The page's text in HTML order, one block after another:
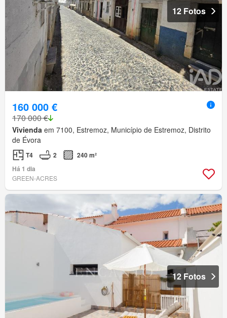
12 Fotos
160 000 €
170 000 €
Vivienda em 7100, Estremoz, Município de Estremoz, Distrito
de Évora
T4 2
240 m²
Há 1 dia
GREEN-ACRES
12 Fotos